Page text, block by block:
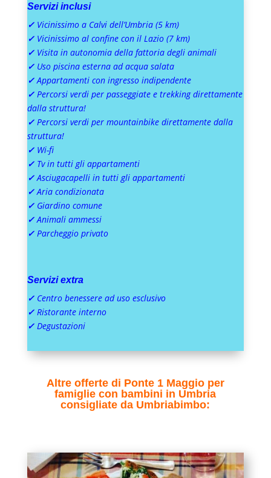
Servizi inclusi
✓Vicinissimo a Calvi dell’Umbria (5 km)
✓ Vicinissimo al confine con il Lazio (7 km)
✓ Visita in autonomia della fattoria degli animali
✓ Uso piscina esterna ad acqua salata
✓ Appartamenti con ingresso indipendente
✓ Percorsi verdi per passeggiate e trekking direttamente
dalla struttura!
✓ Percorsi verdi per mountainbike direttamente dalla
struttura!
✓ Wi-fi
✓ Tv in tutti gli appartamenti
✓ Asciugacapelli in tutti gli appartamenti
✓ Aria condizionata
✓ Giardino comune
✓ Animali ammessi
✓ Parcheggio privato
Servizi extra
✓ Centro benessere ad uso esclusivo
✓ Ristorante interno
✓ Degustazioni
Altre offerte di Ponte 1 Maggio per
famiglie con bambini in Umbria
consigliate da Umbriabimbo: